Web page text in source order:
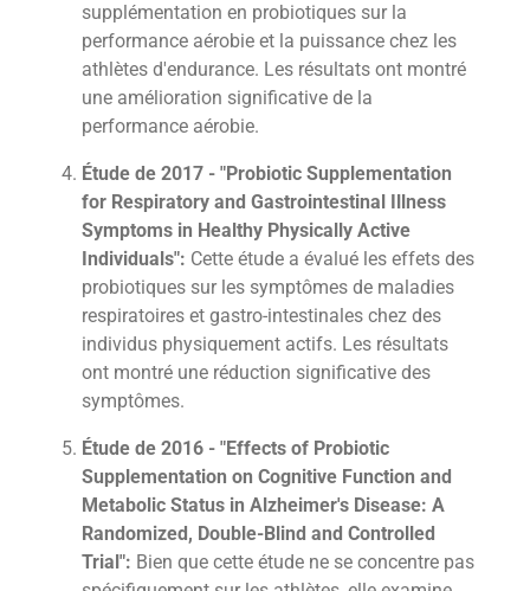
supplémentation en probiotiques sur la
performance aérobie et la puissance chez les
athlètes d'endurance. Les résultats ont montré
une amélioration significative de la
performance aérobie.
Étude de 2017 - "Probiotic Supplementation
for Respiratory and Gastrointestinal Illness
Symptoms in Healthy Physically Active
Individuals": Cette étude a évalué les effets des
probiotiques sur les symptômes de maladies
respiratoires et gastro-intestinales chez des
individus physiquement actifs. Les résultats
ont montré une réduction significative des
symptômes.
Étude de 2016 - "Effects of Probiotic
Supplementation on Cognitive Function and
Metabolic Status in Alzheimer's Disease: A
Randomized, Double-Blind and Controlled
Trial": Bien que cette étude ne se concentre pas